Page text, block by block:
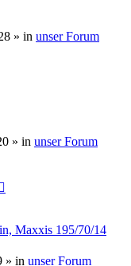
» in unser Forum
» in unser Forum
Maxxis 195/70/14
» in unser Forum